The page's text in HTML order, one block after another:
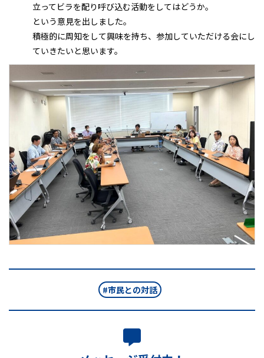
立ってビラを配り呼び込む活動をしてはどうか。
という意見を出しました。
積極的に周知をして興味を持ち、参加していただける会にし
ていきたいと思います。
市民との対話